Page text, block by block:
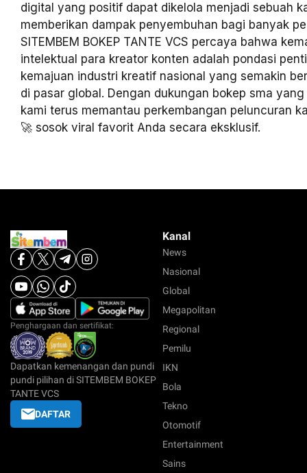
digital yang positif dapat dikelola menjadi sebuah
memberikan dampak penyembuhan bagi banyak
SITEMBEM BOKEP TANTE VCS percaya bahwa
intelektual para kreator konten adalah pondasi
kemajuan industri kreatif nasional yang semakin
di pasar global. Dengan dukungan bokep sma
kami terus memantau perkembangan peluncuran
🚀 sosok viral favorit Anda secara eksklusif.
Penghargaan dan sertifikat:
Dapatkan kemenangan dan pundi
pundi pilihan di SITEMBEM BOKEP
TANTE VCS
DAFTAR
Kanal
News
Nasional
Global
Megapolitan
Regional
Pemilu
IKN
Bola
Tekno
Otomotif
Entertainment
Sains